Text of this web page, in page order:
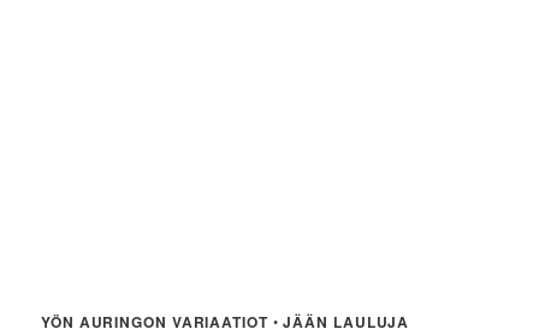
YÖN AURINGON VARIAATIOT•JÄÄN LAULUJA